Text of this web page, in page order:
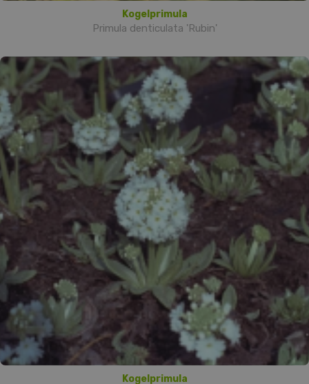
Kogelprimula
Primula denticulata 'Rubin'
Kogelprimula